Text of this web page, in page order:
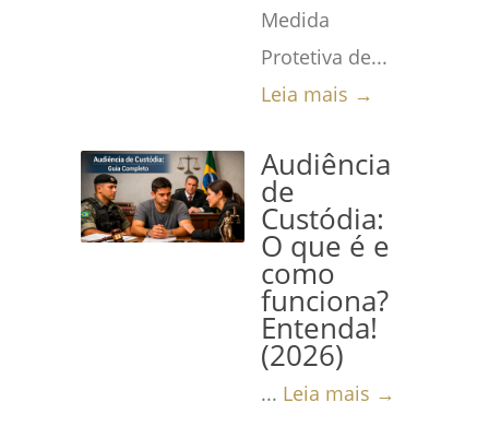
Medida
Protetiva de...
Leia mais →
Audiência
de
Custódia:
O que é e
como
funciona?
Entenda!
(2026)
... Leia mais →